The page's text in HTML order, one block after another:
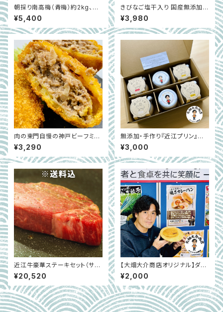
朝採り南高梅（青梅）約2kg、3
㎏｜LLサイズ以上・秀品｜WAR
IE 和歌山県紀の川市 ※6月初
旬～中旬
¥5,400
きびなご塩干入り 国産無添加干
物5点セット｜鹿児島県甑島
¥3,980
肉の東門自慢の神戸ビーフミン
チカツ&神戸ビーフコロッケ&黒
豆コロッケ（冷凍） 各5個セット
｜兵庫県丹波篠山市
¥3,290
無添加・手作り『近江プリン』大
畑大介商店オリジナルセット 6
個入り｜滋賀県高島市
¥3,000
近江牛豪華ステーキセット（サー
ロイン170g×2 ヒレ130g×2）
※冷凍｜滋賀県
¥20,520
【大畑大介商店オリジナル】ダイ
スケの焼きカレーパン（冷凍）6
個入り
¥2,000